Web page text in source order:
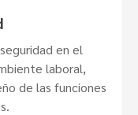
en el
laboral,
de las funciones